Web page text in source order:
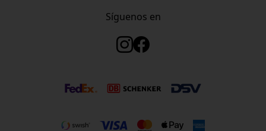
Síguenos en